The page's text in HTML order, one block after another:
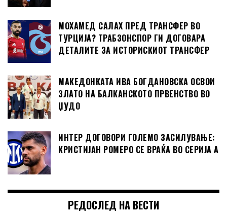
МОХАМЕД САЛАХ ПРЕД ТРАНСФЕР ВО
ТУРЦИЈА? ТРАБЗОНСПОР ГИ ДОГОВАРА
ДЕТАЛИТЕ ЗА ИСТОРИСКИОТ ТРАНСФЕР
МАКЕДОНКАТА ИВА БОГДАНОВСКА ОСВОИ
ЗЛАТО НА БАЛКАНСКОТО ПРВЕНСТВО ВО
ЏУДО
ИНТЕР ДОГОВОРИ ГОЛЕМО ЗАСИЛУВАЊЕ:
КРИСТИЈАН РОМЕРО СЕ ВРАЌА ВО СЕРИЈА А
РЕДОСЛЕД НА ВЕСТИ